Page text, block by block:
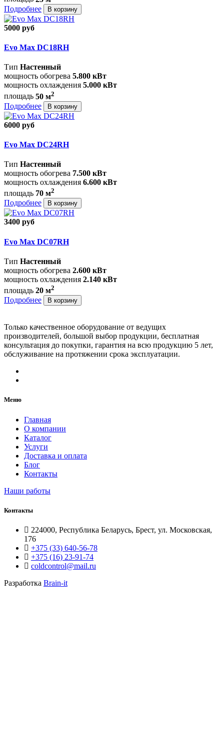
Подробнее В корзину
5000 руб
Evo Max DC18RH
Тип Настенный
мощность обогрева 5.800 кВт
мощность охлаждения 5.000 кВт
площадь 50 м2
Подробнее В корзину
6000 руб
Evo Max DC24RH
Тип Настенный
мощность обогрева 7.500 кВт
мощность охлаждения 6.600 кВт
площадь 70 м2
Подробнее В корзину
3400 руб
Evo Max DC07RH
Тип Настенный
мощность обогрева 2.600 кВт
мощность охлаждения 2.140 кВт
площадь 20 м2
Подробнее В корзину
Только качественное оборудование от ведущих
производителей, большой выбор продукции, бесплатная
консультация до покупки, гарантия на всю продукцию 5 лет,
обслуживание на протяжении срока эксплуатации.
Меню
Главная
О компании
Каталог
Услуги
Доставка и оплата
Блог
Контакты
Наши работы
Контакты
224000, Республика Беларусь, Брест, ул. Московская,
176
+375 (33) 640-56-78
+375 (16) 23-91-74
coldcontrol@mail.ru
Разработка Brain-it